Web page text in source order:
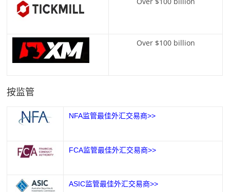
Over $100 billion
按监管
NFA监管最佳外汇交易商>>
FCA监管最佳外汇交易商>>
ASIC监管最佳外汇交易商>>